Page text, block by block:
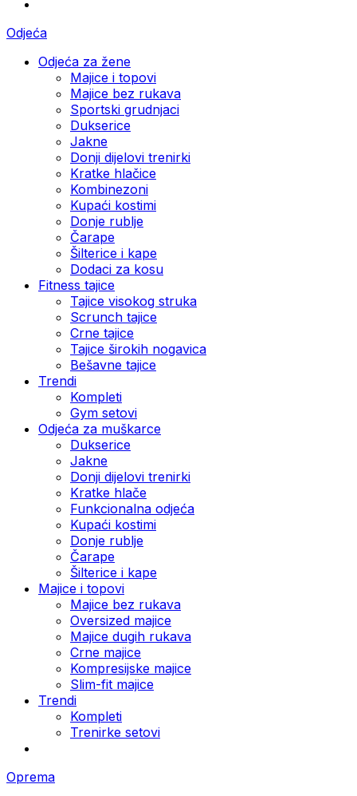
Odjeća
Odjeća za žene
Majice i topovi
Majice bez rukava
Sportski grudnjaci
Dukserice
Jakne
Donji dijelovi trenirki
Kratke hlačice
Kombinezoni
Kupaći kostimi
Donje rublje
Čarape
Šilterice i kape
Dodaci za kosu
Fitness tajice
Tajice visokog struka
Scrunch tajice
Crne tajice
Tajice širokih nogavica
Bešavne tajice
Trendi
Kompleti
Gym setovi
Odjeća za muškarce
Dukserice
Jakne
Donji dijelovi trenirki
Kratke hlače
Funkcionalna odjeća
Kupaći kostimi
Donje rublje
Čarape
Šilterice i kape
Majice i topovi
Majice bez rukava
Oversized majice
Majice dugih rukava
Crne majice
Kompresijske majice
Slim-fit majice
Trendi
Kompleti
Trenirke setovi
Oprema